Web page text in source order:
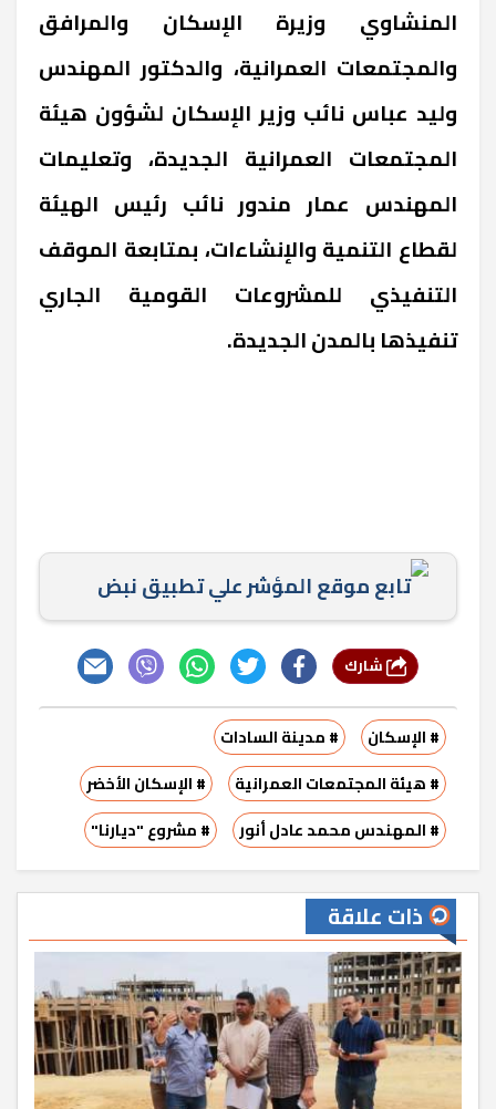
المنشاوي وزيرة الإسكان والمرافق
والمجتمعات العمرانية، والدكتور المهندس
وليد عباس نائب وزير الإسكان لشؤون هيئة
المجتمعات العمرانية الجديدة، وتعليمات
المهندس عمار مندور نائب رئيس الهيئة
لقطاع التنمية والإنشاءات، بمتابعة الموقف
التنفيذي للمشروعات القومية الجاري
تنفيذها بالمدن الجديدة.
تابع موقع المؤشر علي تطبيق نبض
# الإسكان
# مدينة السادات
# هيئة المجتمعات العمرانية
# الإسكان الأخضر
# المهندس محمد عادل أنور
# مشروع "ديارنا"
ذات علاقة